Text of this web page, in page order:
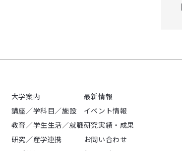
大学案内
講座／学科目／施設
教育／学生生活／就職
研究／産学連携
最新情報
イベント情報
研究実績・成果
お問い合わせ